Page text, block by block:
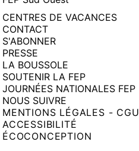
CENTRES DE VACANCES
CONTACT
S'ABONNER
PRESSE
LA BOUSSOLE
SOUTENIR LA FEP
JOURNÉES NATIONALES FEP
NOUS SUIVRE
MENTIONS LÉGALES - CGU
ACCESSIBILITÉ
ÉCOCONCEPTION